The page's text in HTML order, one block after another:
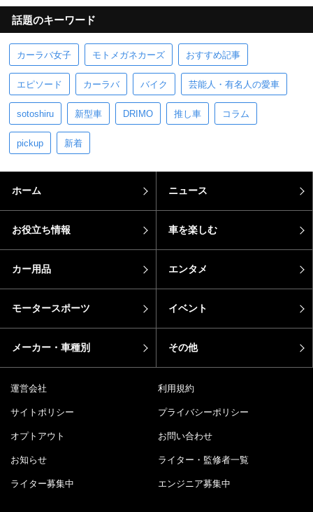
話題のキーワード
カーラバ女子 モトメガネカーズ おすすめ記事
エピソード カーラバ バイク 芸能人・有名人の愛車
sotoshiru 新型車 DRIMO 推し車 コラム
pickup 新着
ホーム ニュース
お役立ち情報 車を楽しむ
カー用品 エンタメ
モータースポーツ イベント
メーカー・車種別 その他
運営会社 利用規約
サイトポリシー プライバシーポリシー
オプトアウト お問い合わせ
お知らせ ライター・監修者一覧
ライター募集中 エンジニア募集中